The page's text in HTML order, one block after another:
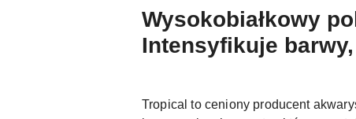
Wysokobiałkowy
Intensyfikuje
Tropical to ceniony producent